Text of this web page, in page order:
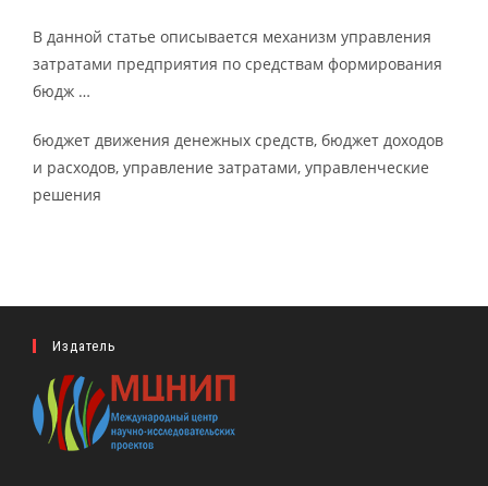
В данной статье описывается механизм управления
затратами предприятия по средствам формирования
бюдж …
бюджет движения денежных средств, бюджет доходов
и расходов, управление затратами, управленческие
решения
Издатель